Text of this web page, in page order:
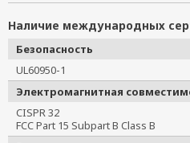
Наличие международных
Безопасность
UL60950-1
Электромагнитная
CISPR 32
FCC Part 15 Subpart B Class B